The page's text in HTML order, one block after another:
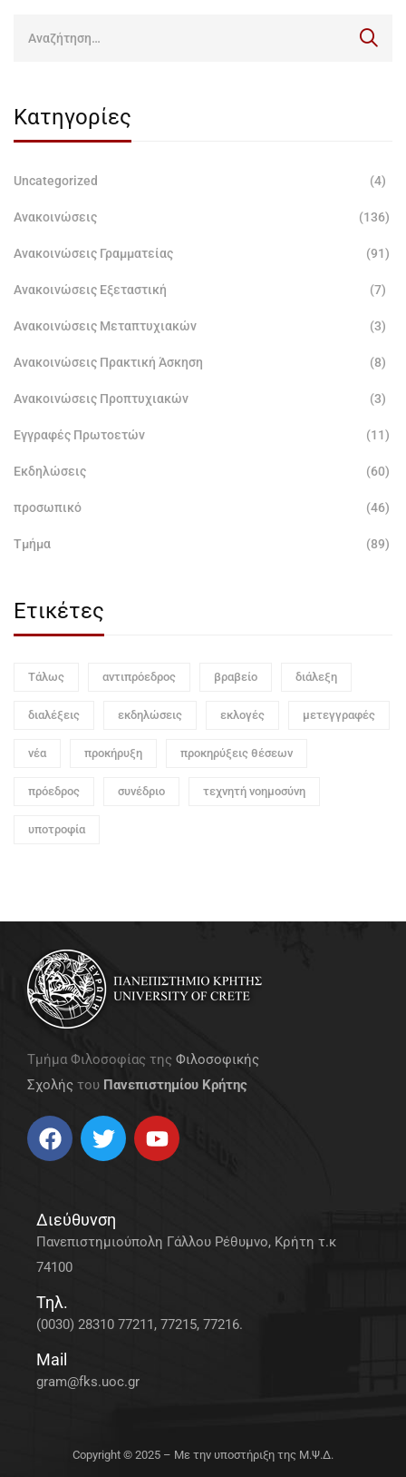
Κατηγορίες
Uncategorized (4)
Ανακοινώσεις (136)
Ανακοινώσεις Γραμματείας (91)
Ανακοινώσεις Εξεταστική (7)
Ανακοινώσεις Μεταπτυχιακών (3)
Ανακοινώσεις Πρακτική Άσκηση (8)
Ανακοινώσεις Προπτυχιακών (3)
Εγγραφές Πρωτοετών (11)
Εκδηλώσεις (60)
προσωπικό (46)
Τμήμα (89)
Ετικέτες
Τάλως αντιπρόεδρος βραβείο διάλεξη
διαλέξεις εκδηλώσεις εκλογές μετεγγραφές
νέα προκήρυξη προκηρύξεις θέσεων
πρόεδρος συνέδριο τεχνητή νοημοσύνη
υποτροφία
Τμήμα Φιλοσοφίας της Φιλοσοφικής
Σχολής του Πανεπιστημίου Κρήτης
Διεύθυνση
Πανεπιστημιούπολη Γάλλου Ρέθυμνο, Κρήτη τ.κ
74100
Τηλ.
(0030) 28310 77211, 77215, 77216.
Mail
gram@fks.uoc.gr
Copyright © 2025 – Με την υποστήριξη της Μ.Ψ.Δ.